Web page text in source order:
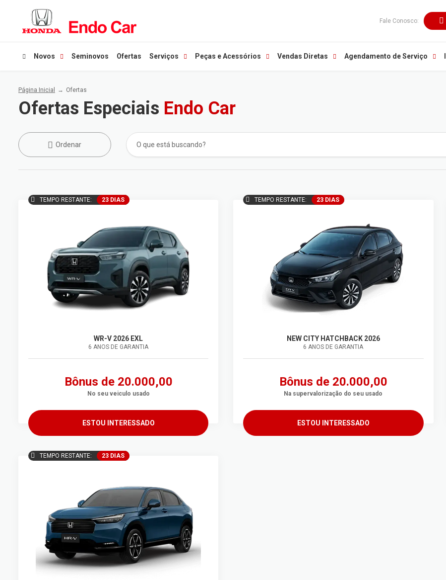
Fale Conosco:
Novos Seminovos Ofertas Serviços Peças e Acessórios Vendas Diretas Agendamento de Serviço
Página Inicial Ofertas
Ofertas Especiais Endo Car
Ordenar
TEMPO RESTANTE: 23 DIAS
WR-V 2026 EXL
6 ANOS DE GARANTIA
Bônus de 20.000,00
No seu veiculo usado
ESTOU INTERESSADO
TEMPO RESTANTE: 23 DIAS
NEW CITY HATCHBACK 2026
6 ANOS DE GARANTIA
Bônus de 20.000,00
Na supervalorização do seu usado
ESTOU INTERESSADO
TEMPO RESTANTE: 23 DIAS